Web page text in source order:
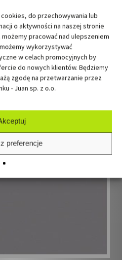
do przechowywania lub
o aktywności na naszej stronie
pracować nad ulepszeniem
wykorzystywać
w celach promocyjnych by
do nowych klientów. Będziemy
zgodę na przetwarzanie przez
- Juan sp. z o.o.
preferencje